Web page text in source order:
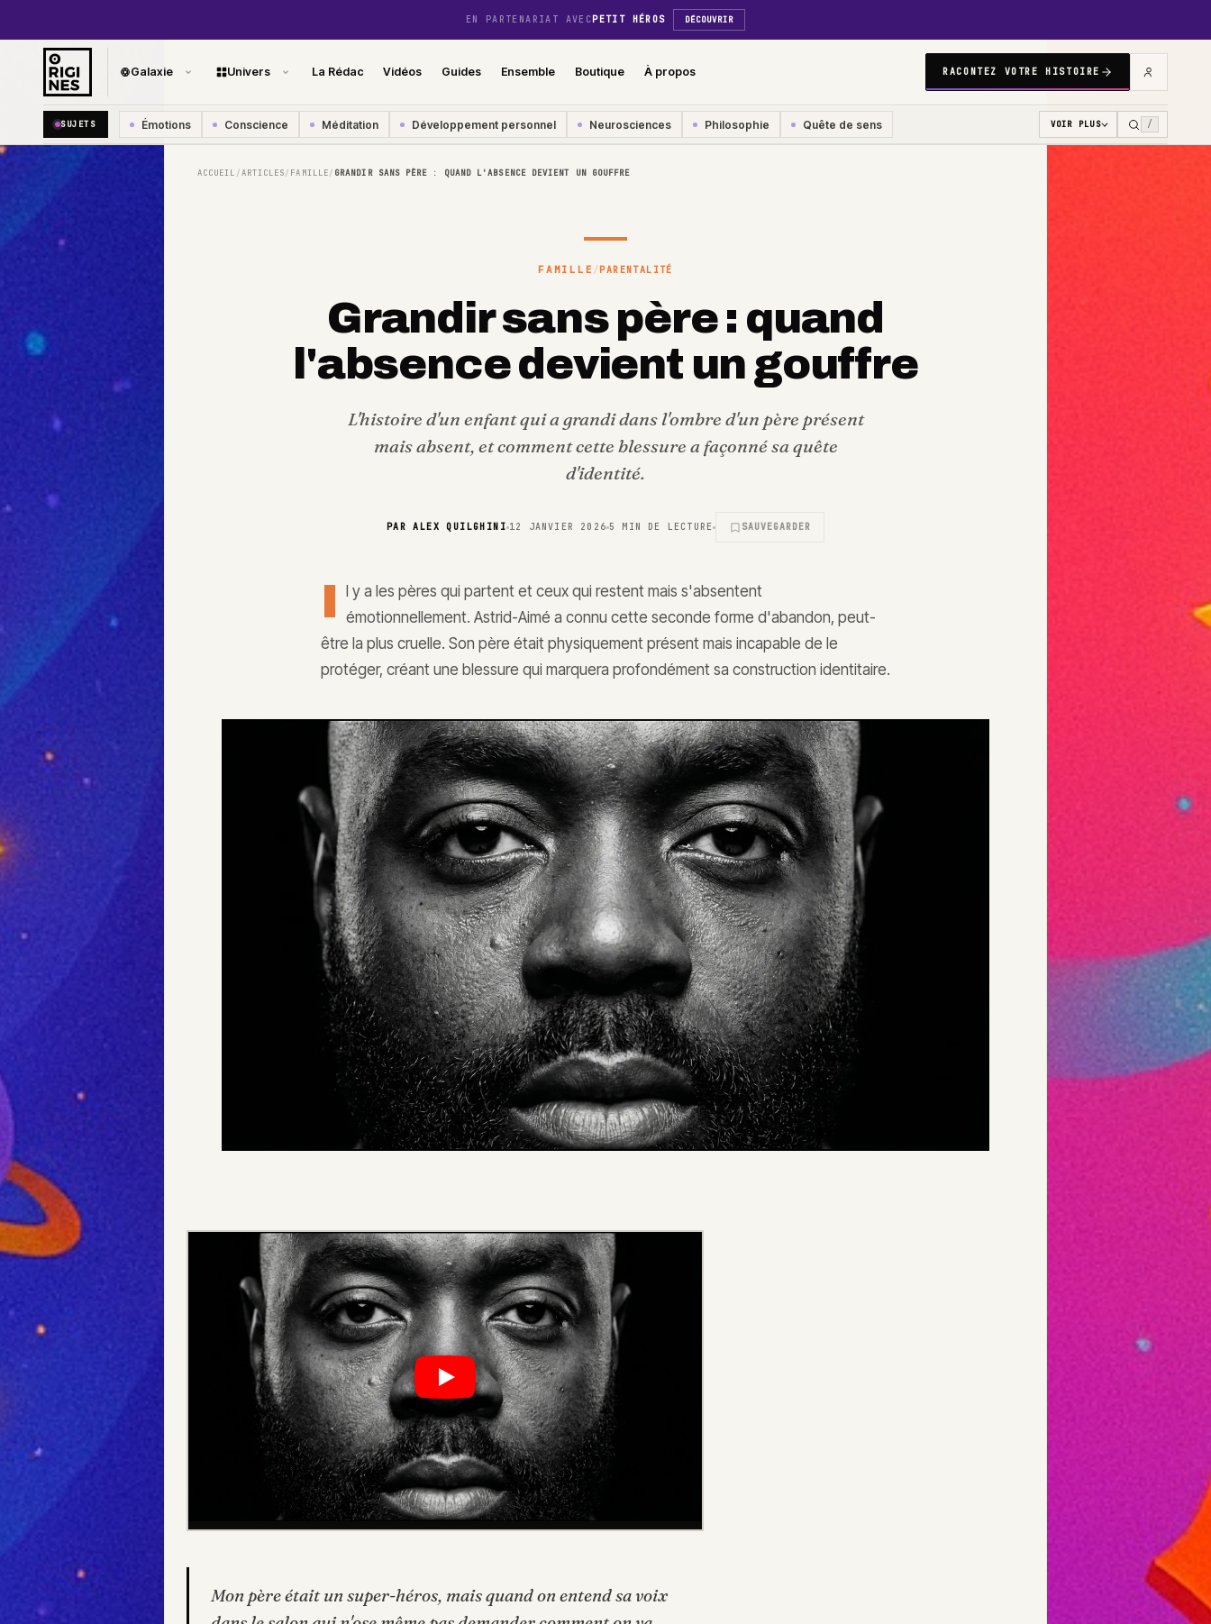
EN PARTENARIAT AVECPETIT HÉROS DÉCOUVRIR
Galaxie Univers La Rédac Vidéos Guides Ensemble Boutique À propos RACONTEZ VOTRE HISTOIRE
SUJETS Émotions Conscience Méditation Développement personnel Neurosciences Philosophie Quête de sens VOIR PLUS /
ACCUEIL / ARTICLES / FAMILLE / GRANDIR SANS PÈRE : QUAND L'ABSENCE DEVIENT UN GOUFFRE
FAMILLE /PARENTALITÉ
Grandir sans père : quand
l'absence devient un gouffre
L'histoire d'un enfant qui a grandi dans l'ombre d'un père présent
mais absent, et comment cette blessure a façonné sa quête
d'identité.
PARALEX QUILGHINI 12 JANVIER 2026 5 MIN DE LECTURE SAUVEGARDER
I
l y a les pères qui partent et ceux qui restent mais s'absentent
émotionnellement. Astrid-Aimé a connu cette seconde forme d'abandon, peut-
être la plus cruelle. Son père était physiquement présent mais incapable de le
protéger, créant une blessure qui marquera profondément sa construction identitaire.
Mon père était un super-héros, mais quand on entend sa voix